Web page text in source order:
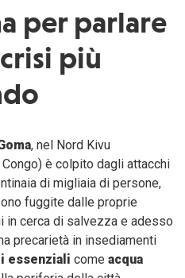
per parlare
più
, nel Nord Kivu
è colpito dagli attacchi
di migliaia di persone,
fuggite dalle proprie
in cerca di salvezza e adesso
precarietà in insediamenti
essenziali come acqua